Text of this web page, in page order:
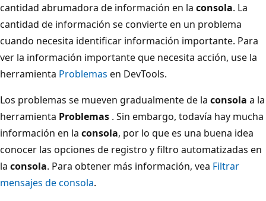
cantidad abrumadora de información en la consola. La
cantidad de información se convierte en un problema
cuando necesita identificar información importante. Para
ver la información importante que necesita acción, use la
herramienta Problemas en DevTools.
Los problemas se mueven gradualmente de la consola a la
herramienta Problemas . Sin embargo, todavía hay mucha
información en la consola, por lo que es una buena idea
conocer las opciones de registro y filtro automatizadas en
la consola. Para obtener más información, vea Filtrar
mensajes de consola.